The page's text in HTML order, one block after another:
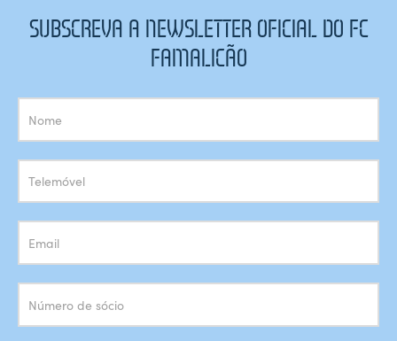
SUBSCREVA A NEWSLETTER OFICIAL DO FC
FAMALICÃO
Subscrição
Newsletter